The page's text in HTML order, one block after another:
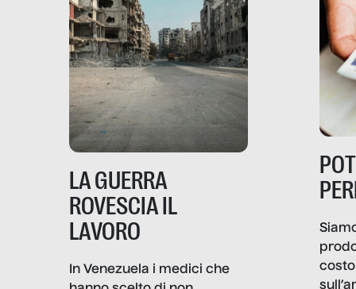
LA GUERRA
ROVESCIA IL
LAVORO
In Venezuela i medici che